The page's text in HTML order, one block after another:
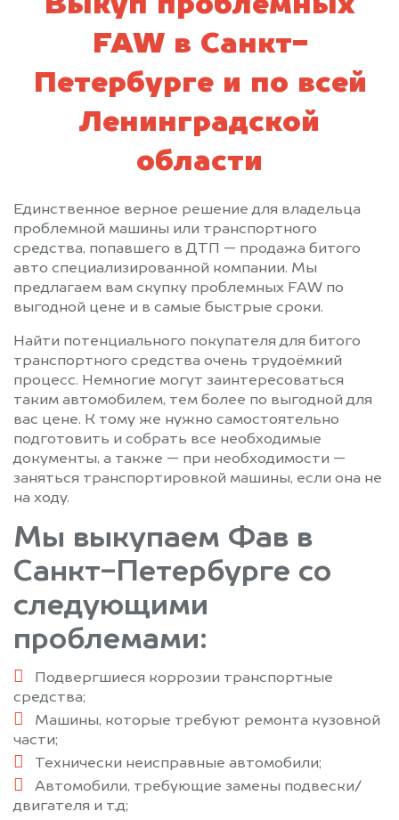
Выкуп проблемных
FAW в Санкт-
Петербурге и по всей
Ленинградской
области
Единственное верное решение для владельца
проблемной машины или транспортного
средства, попавшего в ДТП — продажа битого
авто специализированной компании. Мы
предлагаем вам скупку проблемных FAW по
выгодной цене и в самые быстрые сроки.
Найти потенциального покупателя для битого
транспортного средства очень трудоёмкий
процесс. Немногие могут заинтересоваться
таким автомобилем, тем более по выгодной для
вас цене. К тому же нужно самостоятельно
подготовить и собрать все необходимые
документы, а также — при необходимости —
заняться транспортировкой машины, если она не
на ходу.
Мы выкупаем Фав в
Санкт-Петербурге со
следующими
проблемами:
Подвергшиеся коррозии транспортные
средства;
Машины, которые требуют ремонта кузовной
части;
Технически неисправные автомобили;
Автомобили, требующие замены подвески/
двигателя и т.д;